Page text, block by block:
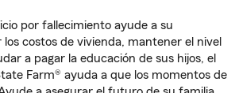
por fallecimiento ayude a su
los costos de vivienda, mantener el nivel
a pagar la educación de sus hijos, el
Farm® ayuda a que los momentos de